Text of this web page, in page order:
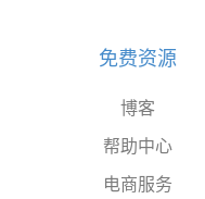
免费资源
博客
帮助中心
电商服务